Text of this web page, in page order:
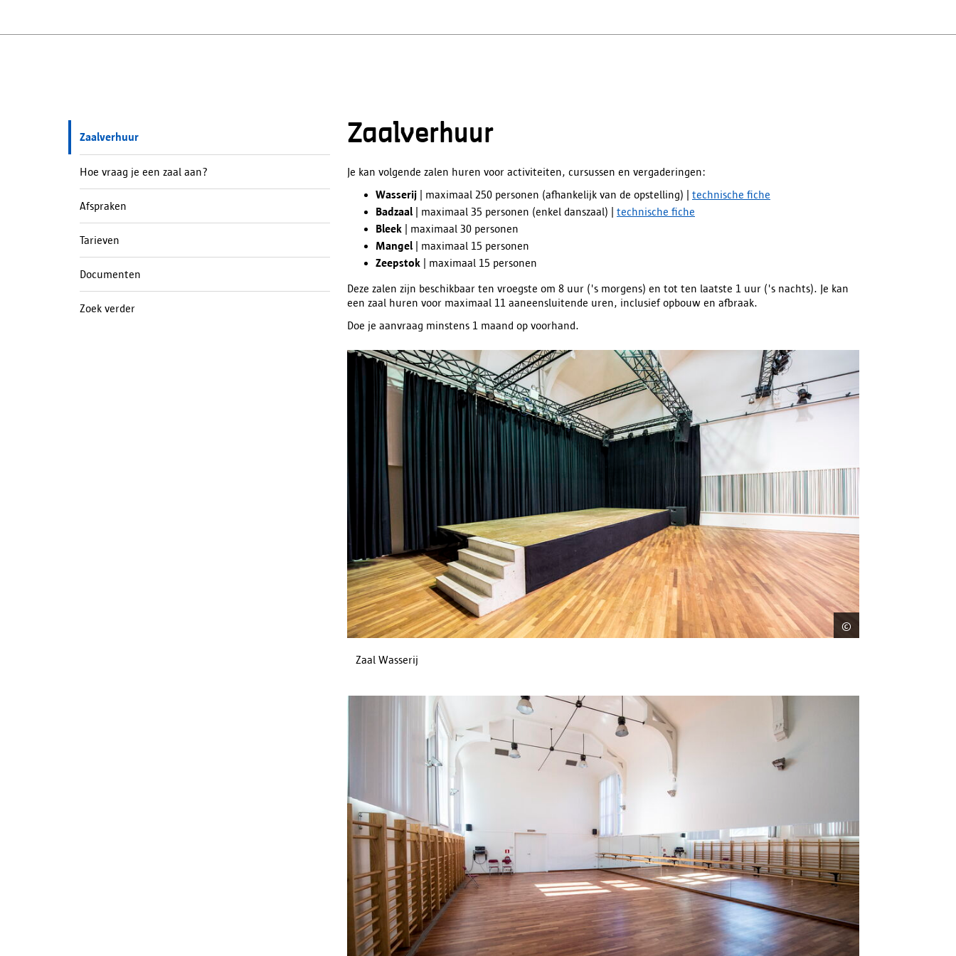
Zaalverhuur
Hoe vraag je een zaal aan?
Afspraken
Tarieven
Documenten
Zoek verder
Zaalverhuur
Je kan volgende zalen huren voor activiteiten, cursussen en vergaderingen:
Wasserij | maximaal 250 personen (afhankelijk van de opstelling) | technische fiche
Badzaal | maximaal 35 personen (enkel danszaal) | technische fiche
Bleek | maximaal 30 personen
Mangel | maximaal 15 personen
Zeepstok | maximaal 15 personen
Deze zalen zijn beschikbaar ten vroegste om 8 uur ('s morgens) en tot ten laatste 1 uur ('s nachts). Je kan
een zaal huren voor maximaal 11 aaneensluitende uren, inclusief opbouw en afbraak.
Doe je aanvraag minstens 1 maand op voorhand.
©
Zaal Wasserij